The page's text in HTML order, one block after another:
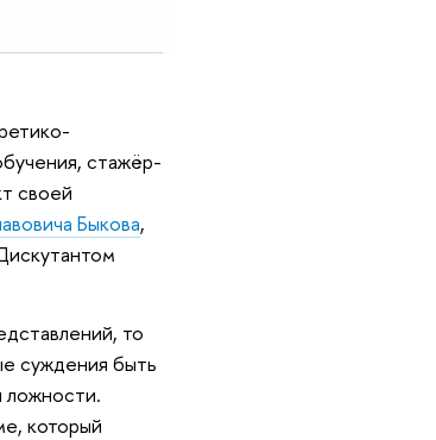
стажёр-
своей
Быкова,
то
суждения быть
ложности.
который